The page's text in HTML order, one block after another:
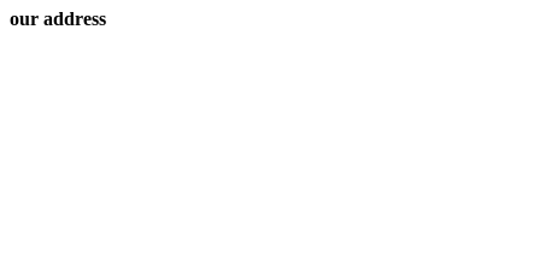
our address